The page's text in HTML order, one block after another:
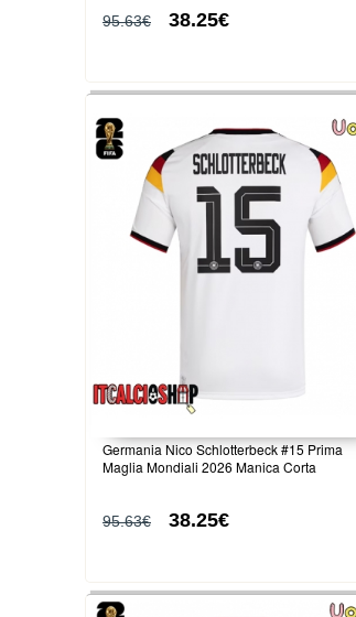
95.63€ 38.25€
Germania Nico Schlotterbeck #15 Prima
Maglia Mondiali 2026 Manica Corta
95.63€ 38.25€